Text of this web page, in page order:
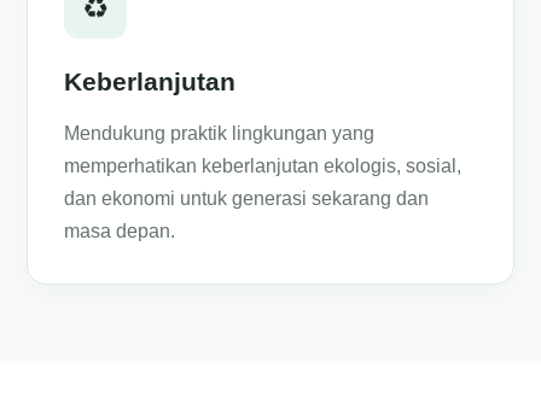
♻️
Keberlanjutan
Mendukung praktik lingkungan yang
memperhatikan keberlanjutan ekologis, sosial,
dan ekonomi untuk generasi sekarang dan
masa depan.